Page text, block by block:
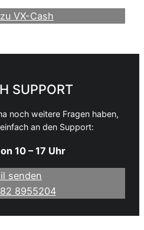
VX-Cash
SUPPORT
noch weitere Fragen haben,
an den Support:
10 – 17 Uhr
senden
8955204